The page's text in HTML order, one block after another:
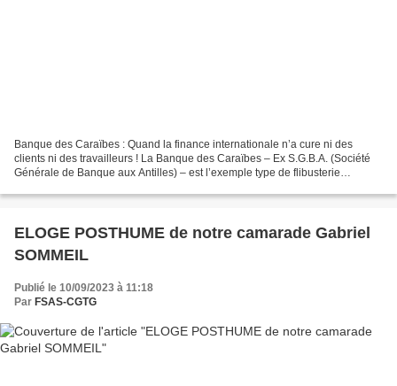
Banque des Caraïbes : Quand la finance internationale n’a cure ni des
clients ni des travailleurs ! La Banque des Caraïbes – Ex S.G.B.A. (Société
Générale de Banque aux Antilles) – est l’exemple type de flibusterie
ELOGE POSTHUME de notre camarade Gabriel
SOMMEIL
Publié le 10/09/2023 à 11:18
Par FSAS-CGTG